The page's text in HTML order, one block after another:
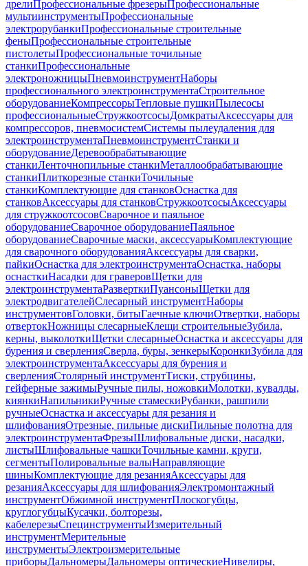
дрелиПрофессиональные фрезерыПрофессиональные
мультиинструментыПрофессиональные
электрорубанкиПрофессиональные строительные
феныПрофессиональные строительные
пистолетыПрофессиональные точильные
станкиПрофессиональные
электроножницыПневмоинструментНаборы
профессионального электроинструментаСтроительное
оборудованиеКомпрессорыТепловые пушкиПылесосы
профессиональныеСтружкоотсосыДомкратыАксессуары для
компрессоров, пневмосистемСистемы пылеудаления для
электроинструментаПневмоинструментСтанки и
оборудованиеДеревообрабатывающие
станкиЛенточнопильные станкиМеталлообрабатывающие
станкиПлиткорезные станкиТочильные
станкиКомплектующие для станковОснастка для
станковАксессуары для станковСтружкоотсосыАксессуары
для стружкоотсосовСварочное и паяльное
оборудованиеСварочное оборудованиеПаяльное
оборудованиеСварочные маски, аксессуарыКомплектующие
для сварочного оборудованияАксессуары для сварки,
пайкиОснастка для электроинструментаОснастка, наборы
оснасткиНасадки для граверовЩетки для
электроинструментаРазверткиПуансоныЩетки для
электродвигателейСлесарный инструментНаборы
инструментовГоловки, битыГаечные ключиОтвертки, наборы
отвертокНожницы слесарныеКлещи строительныеЗубила,
керны, выколоткиЩетки слесарныеОснастка и аксессуары для
бурения и сверленияСверла, буры, зенкерыКоронкиЗубила для
электроинструментаАксессуары для бурения и
сверленияСтолярный инструментТиски, струбцины,
гейферные зажимыРучные пилы, ножовкиМолотки, кувалды,
киянкиНапильникиРучные стамескиРубанки, рашпили
ручныеОснастка и аксессуары для резания и
шлифованияОтрезные, пильные дискиПильные полотна для
электроинструментаФрезыШлифовальные диски, насадки,
листыШлифовальные чашкиТочильные камни, круги,
сегментыПолировальные валыНаправляющие
шиныКомплектующие для резанияАксессуары для
резанияАксессуары для шлифованияЭлектромонтажный
инструментОбжимной инструментПлоскогубцы,
круглогубцыКусачки, болторезы,
кабелерезыСпецинструментыИзмерительный
инструментМерительные
инструментыЭлектроизмерительные
приборыДальномерыДальномеры оптическиеНивелиры,